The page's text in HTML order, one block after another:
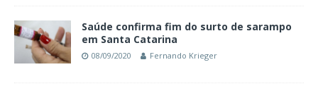
Saúde confirma fim do surto de sarampo
em Santa Catarina
08/09/2020 Fernando Krieger